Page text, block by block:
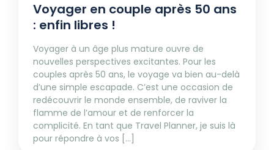
Voyager en couple après 50 ans
: enfin libres !
Voyager à un âge plus mature ouvre de
nouvelles perspectives excitantes. Pour les
couples après 50 ans, le voyage va bien au-delà
d’une simple escapade. C’est une occasion de
redécouvrir le monde ensemble, de raviver la
flamme de l’amour et de renforcer la
complicité. En tant que Travel Planner, je suis là
pour répondre à vos [...]